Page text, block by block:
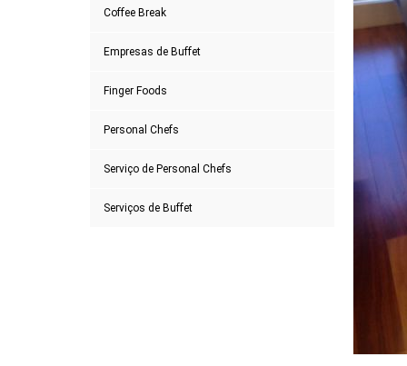
Coffee Break
Empresas de Buffet
Finger Foods
Personal Chefs
Serviço de Personal Chefs
Serviços de Buffet